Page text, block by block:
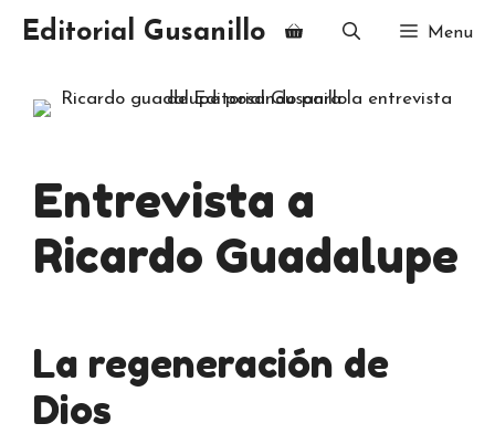
Editorial Gusanillo Menu
Entrevista a
Ricardo Guadalupe
La regeneración de
Dios